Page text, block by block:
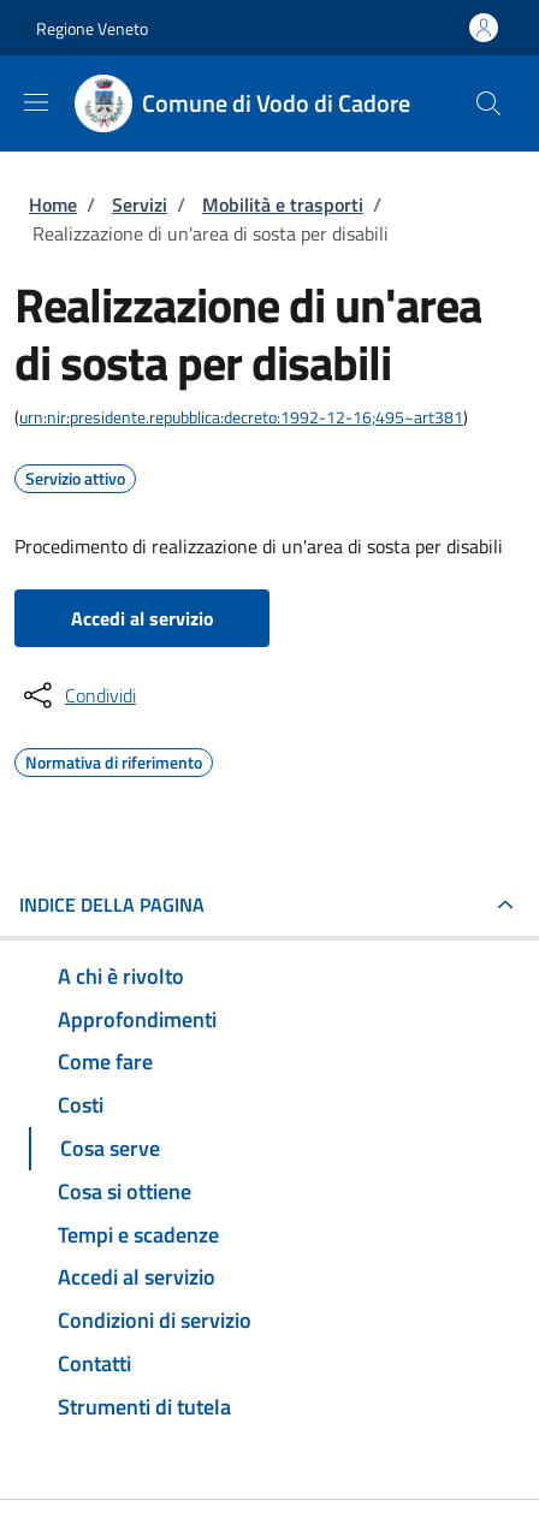
Regione Veneto
Comune di Vodo di Cadore
Briciole di pane
Home / Servizi / Mobilità e trasporti /
Realizzazione di un'area di sosta per disabili
Realizzazione di un'area
di sosta per disabili
(urn:nir:presidente.repubblica:decreto:1992-12-16;495~art381)
Servizio attivo
Procedimento di realizzazione di un'area di sosta per disabili
Accedi al servizio
Condividi
Normativa di riferimento
INDICE DELLA PAGINA
A chi è rivolto
Approfondimenti
Come fare
Costi
Cosa serve
Cosa si ottiene
Tempi e scadenze
Accedi al servizio
Condizioni di servizio
Contatti
Strumenti di tutela